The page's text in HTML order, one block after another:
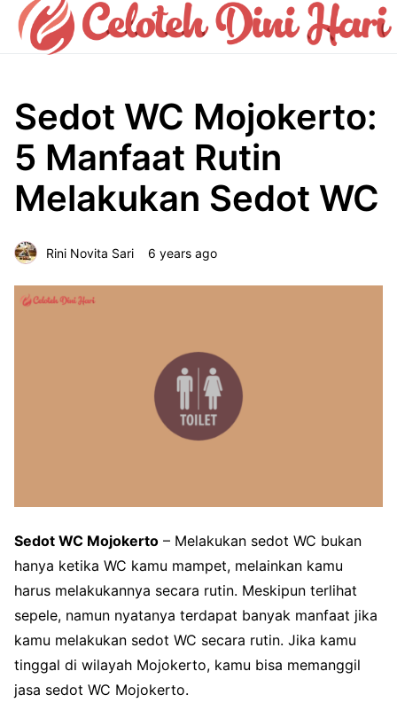
Sedot WC Mojokerto:
5 Manfaat Rutin
Melakukan Sedot WC
Rini Novita Sari 6 years ago
Sedot WC Mojokerto – Melakukan sedot WC bukan
hanya ketika WC kamu mampet, melainkan kamu
harus melakukannya secara rutin. Meskipun terlihat
sepele, namun nyatanya terdapat banyak manfaat jika
kamu melakukan sedot WC secara rutin. Jika kamu
tinggal di wilayah Mojokerto, kamu bisa memanggil
jasa sedot WC Mojokerto.